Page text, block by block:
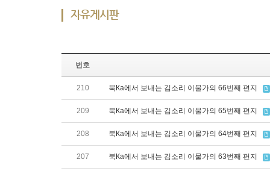
자유게시판
번호
210 북Ка에서 보내는 김소리 이물가의 66번째 편지
209 북Ка에서 보내는 김소리 이물가의 65번째 편지
208 북Ка에서 보내는 김소리 이물가의 64번째 편지
207 북Ка에서 보내는 김소리 이물가의 63번째 편지